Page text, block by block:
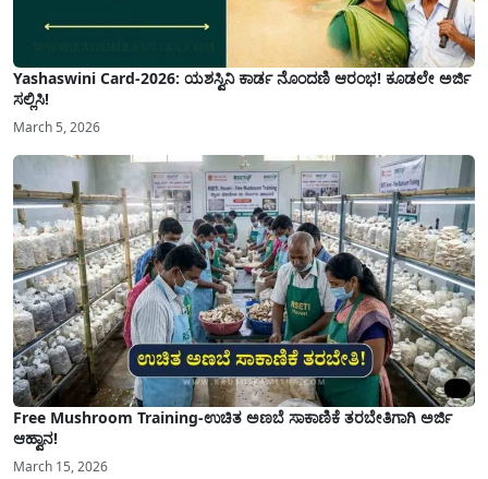
Yashaswini Card-2026: ಯಶಸ್ವಿನಿ ಕಾರ್ಡ ನೊಂದಣಿ ಆರಂಭ! ಕೂಡಲೇ ಅರ್ಜಿ
ಸಲ್ಲಿಸಿ!
March 5, 2026
Free Mushroom Training-ಉಚಿತ ಅಣಬೆ ಸಾಕಾಣಿಕೆ ತರಬೇತಿಗಾಗಿ ಅರ್ಜಿ
ಆಹ್ವಾನ!
March 15, 2026